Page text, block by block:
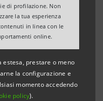
di profilazione. Non
la tua esperienza
in linea con le
online.
estesa, prestare o meno
la configurazione e
momento accedendo
policy).
GLI INCONTRI
PER L’AGRO-
i contenuti
sostenibilità